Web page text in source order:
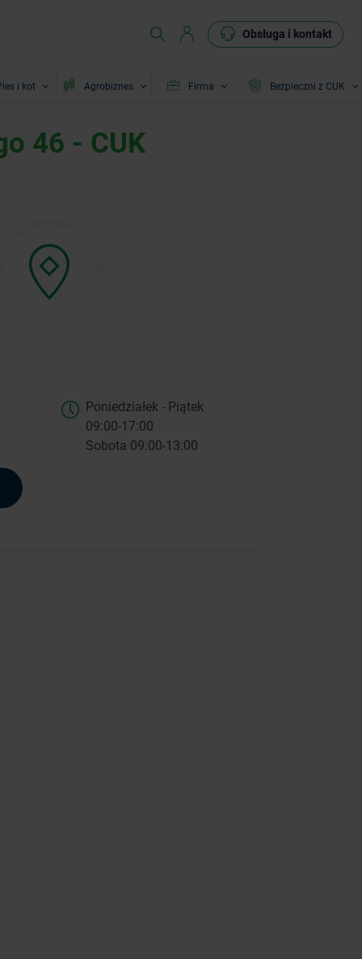
Obsługa i kontakt
i kot Agrobiznes Firma Bezpieczni z CUK
46 - CUK
Poniedziałek - Piątek
09:00-17:00
Sobota 09:00-13:00